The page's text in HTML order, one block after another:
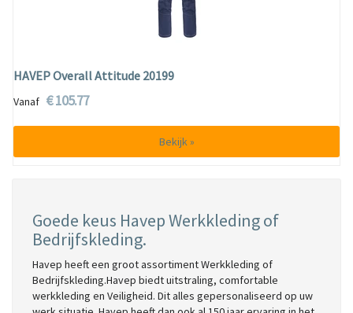
HAVEP Overall Attitude 20199
Vanaf € 105.77
Bekijk »
Goede keus Havep Werkkleding of
Bedrijfskleding.
Havep heeft een groot assortiment Werkkleding of
Bedrijfskleding.Havep biedt uitstraling, comfortable
werkkleding en Veiligheid. Dit alles gepersonaliseerd op uw